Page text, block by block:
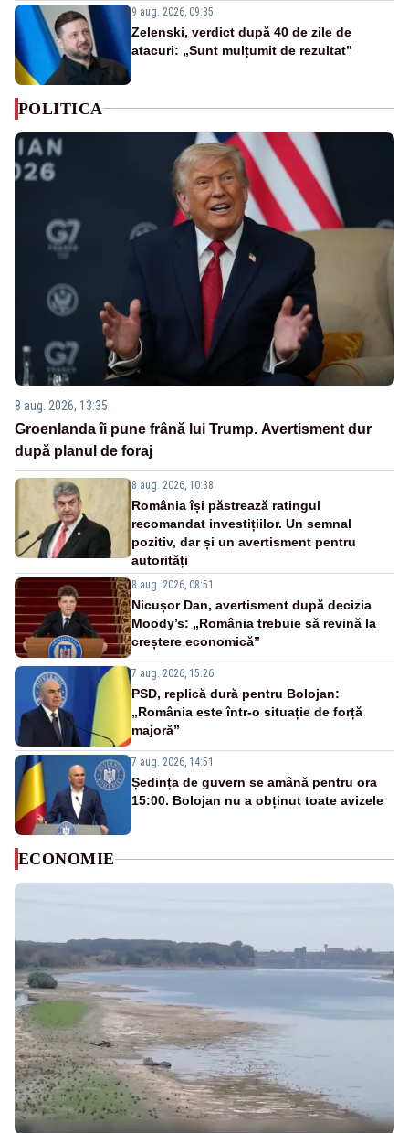
9 aug. 2026, 09:35
Zelenski, verdict după 40 de zile de
atacuri: „Sunt mulțumit de rezultat”
POLITICA
8 aug. 2026, 13:35
Groenlanda îi pune frână lui Trump. Avertisment dur
după planul de foraj
8 aug. 2026, 10:38
România își păstrează ratingul
recomandat investițiilor. Un semnal
pozitiv, dar și un avertisment pentru
autorități
8 aug. 2026, 08:51
Nicușor Dan, avertisment după decizia
Moody’s: „România trebuie să revină la
creștere economică”
7 aug. 2026, 15:26
PSD, replică dură pentru Bolojan:
„România este într-o situație de forță
majoră”
7 aug. 2026, 14:51
Ședința de guvern se amână pentru ora
15:00. Bolojan nu a obținut toate avizele
ECONOMIE